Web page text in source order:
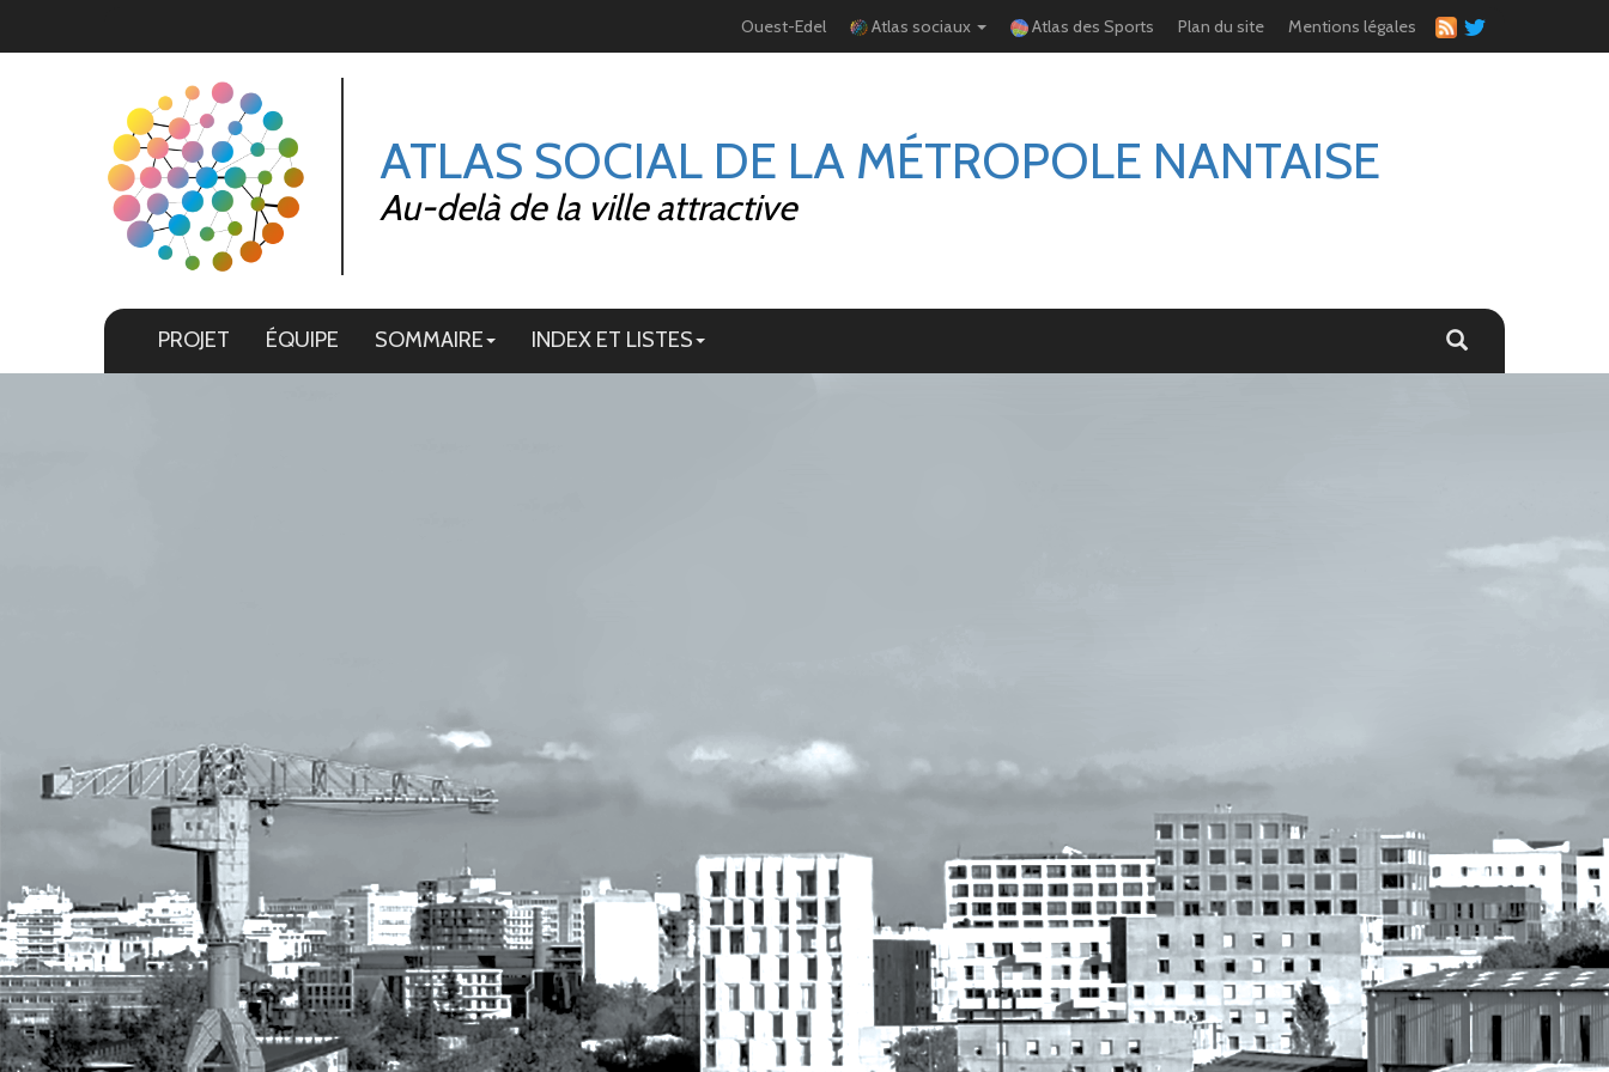
Ouest-Edel Atlas sociaux Atlas des Sports Plan du site Mentions légales
ATLAS SOCIAL DE LA MÉTROPOLE NANTAISE
Au-delà de la ville attractive
PROJET ÉQUIPE SOMMAIRE INDEX ET LISTES